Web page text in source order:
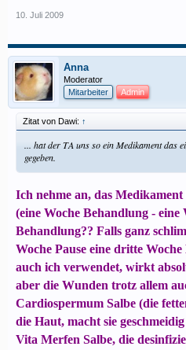
10. Juli 2009
Anna
Moderator
Mitarbeiter
Admin
Zitat von Dawi: ↑
... hat der TA uns so ein Medikament das
gegeben.
Ich nehme an, das
(eine Woche Behandlung - eine
Behandlung?? Falls ganz
Woche Pause eine dritte
auch ich verwendet, wirkt
aber die Wunden trotz allem
Cardiospermum Salbe (die
die Haut, macht sie
Vita Merfen Salbe, die